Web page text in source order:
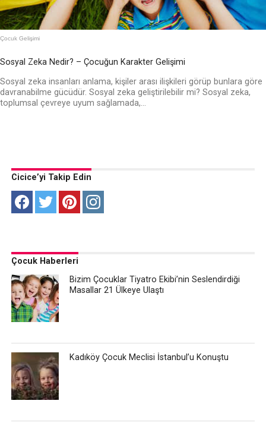
Çocuk Gelişimi
Sosyal Zeka Nedir? – Çocuğun Karakter Gelişimi
Sosyal zeka insanları anlama, kişiler arası ilişkileri görüp bunlara göre
davranabilme gücüdür. Sosyal zeka geliştirilebilir mi? Sosyal zeka,
toplumsal çevreye uyum sağlamada,...
Cicice’yi Takip Edin
Çocuk Haberleri
Bizim Çocuklar Tiyatro Ekibi’nin Seslendirdiği
Masallar 21 Ülkeye Ulaştı
Kadıköy Çocuk Meclisi İstanbul’u Konuştu